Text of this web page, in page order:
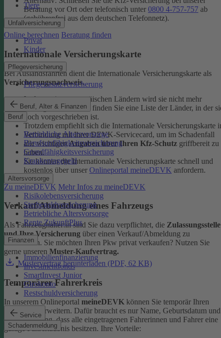
Tiere
Unfallversicherung
Privat
Kinder
Pflegeversicherung
Pflegezusatzversicherung
Beruf, Alter & Finanzen
Beruf
Betriebliche Altersvorsorge
Berufsunfähigkeitsversicherung
Grundfähigkeitsversicherung
Krankentagegeld
Altersvorsorge
Risikolebensversicherung
Sterbegeldversicherung
Betriebliche Altersvorsorge
Rente ZukunftPlus
Finanzen
Immobilienfinanzierung
Investmentfonds
SmartInvest Junior
Girokonto
Restschuldversicherung
Service
Schadenmeldung
Beratung vor Ort oder telefonisch unter 0800 4-​757-757 ab
(gebührenfrei aus dem deutschen Telefonnetz).
Online berechnen Beratung finden
Internationale Versicherungskarte
Bei Auslandsfahrten dient die Internationale Versicherungskarte als
Versicherungsnachweis.
In den meisten europäischen Ländern wird sie nicht mehr
verlangt. In denFAQ
finden Sie eine Liste der Länder, in der
noch vorgeschrieben ist.
Trotzdem empfiehlt sich die Internationale Versicherungskarte
Verbindung mit Ihrer DEVK-Servicecard, um im Schadenfall
alle wichtigenAngaben über Ihren Kfz-Schutz griffbereit zu
haben.
Sie können die Internationale Versicherungskarte schnell und
kostenlos über unser Onlineportal meineDEVK anfordern.
Zu meineDEVK Mehr Infos zu meineDEVK
Verkauf/Abmeldung eines Fahrzeugs
Als Fahrzeughalter:in sind Sie dazu verpflichtet, die Zulassungsstelle
und Ihre Versicherung über einen Verkauf/Abmeldung zu
informieren. Sie möchten Ihren Pkw privat verkaufen? Nutzen Sie
gerne unseren Muster-Kaufvertrag.
Mustervertrag herunterladen (PDF, 62 KB)
Temporärer Fahrerkreis
In unserem Onlineportal meineDEVK können Sie temporär Ihren
Fahrerkreis erweitern. Dafür braucht es nur Name, Geburtsdatum und
die Bestätigung, dass alle eingetragenen Fahrerinnen und Fahrer eine
gültige Fahrerlaubnis besitzen. Ihre Vorteile: